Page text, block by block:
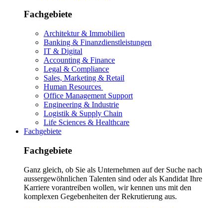
Fachgebiete
Architektur & Immobilien
Banking & Finanzdienstleistungen
IT & Digital
Accounting & Finance
Legal & Compliance
Sales, Marketing & Retail
Human Resources
Office Management Support
Engineering & Industrie
Logistik & Supply Chain
Life Sciences & Healthcare
Fachgebiete
Fachgebiete
Ganz gleich, ob Sie als Unternehmen auf der Suche nach
aussergewöhnlichen Talenten sind oder als Kandidat Ihre
Karriere vorantreiben wollen, wir kennen uns mit den
komplexen Gegebenheiten der Rekrutierung aus.